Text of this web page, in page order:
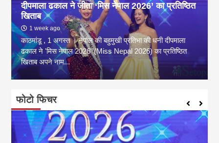
दीपमाला ढकाल ने जीता ‘मिस नेपाल 2026’ का प्रतिष्ठित
खिताब
1 week ago
काठमांडू , 1 अगस्त । नेपाल की बहुमुखी प्रतिभा की धनी दीपमाला
ढकाल ने 'मिस नेपाल 2026' (Miss Nepal 2026) का प्रतिष्ठित
खिताब अपने नाम...
फोटो फिचर